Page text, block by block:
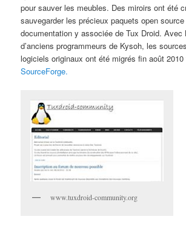
pour sauver les meubles. Des miroirs ont été
sauvegarder les précieux paquets open
documentation y associée de Tux Droid. Avec
d’anciens programmeurs de Kysoh, les
logiciels originaux ont été migrés fin août 2010
SourceForge.
www.tuxdroid-community.org